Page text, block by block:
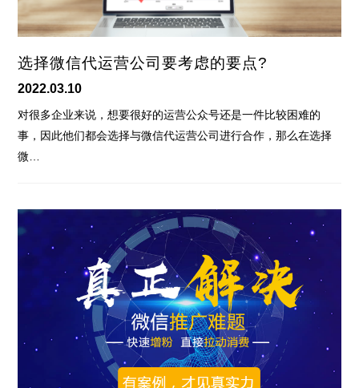
选择微信代运营公司要考虑的要点?
2022.03.10
对很多企业来说，想要很好的运营公众号还是一件比较困难的
事，因此他们都会选择与微信代运营公司进行合作，那么在选择
微…